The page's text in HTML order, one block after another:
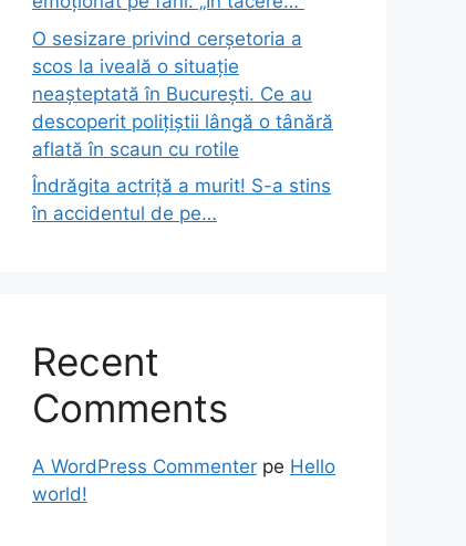
O sesizare privind cerșetoria a
scos la iveală o situație
neașteptată în București. Ce au
descoperit polițiștii lângă o tânără
aflată în scaun cu rotile
Îndrăgita actriță a murit! S-a stins
în accidentul de pe…
Recent
Comments
A WordPress Commenter pe Hello
world!